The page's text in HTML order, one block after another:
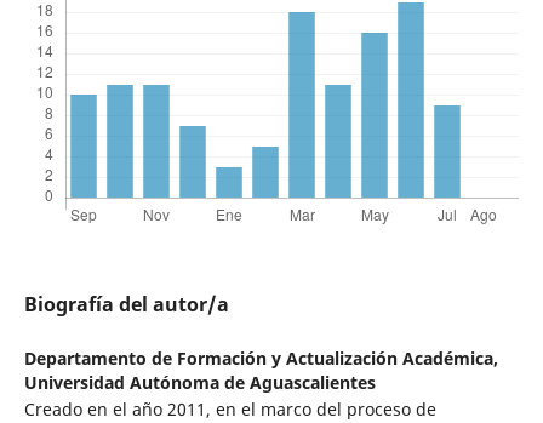
Biografía del autor/a
Departamento de Formación y Actualización Académica,
Universidad Autónoma de Aguascalientes
Creado en el año 2011, en el marco del proceso de